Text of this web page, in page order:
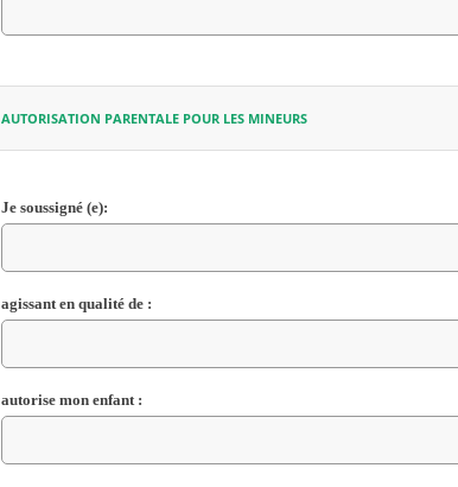
AUTORISATION PARENTALE POUR LES MINEURS
Je soussigné (e):
agissant en qualité de :
autorise mon enfant :